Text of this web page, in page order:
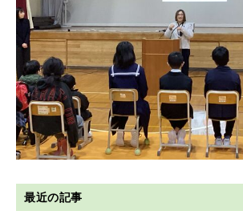
最近の記事